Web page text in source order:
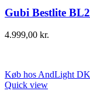
Gubi Bestlite
4.999,00 kr.
Køb hos AndLight DK
Quick view